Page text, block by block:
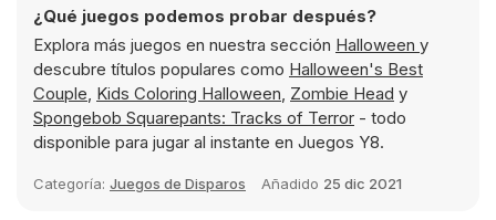
¿Qué juegos podemos probar después?
Explora más juegos en nuestra sección Halloween y
descubre títulos populares como Halloween's Best
Couple, Kids Coloring Halloween, Zombie Head y
Spongebob Squarepants: Tracks of Terror - todo
disponible para jugar al instante en Juegos Y8.
Categoría: Juegos de Disparos Añadido 25 dic 2021